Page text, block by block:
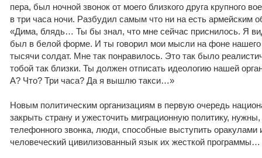
пера, был ночной звонок от моего близкого друга крупного
в три часа ночи. Разбудил самым что ни на есть армейским
«Дима, блядь… Ты бы знал, что мне сейчас приснилось. Я
был в белой форме. И ты говорил мои мысли на фоне
тысячи солдат. Мне так понравилось. Это так было
тобой так близки. Ты должен отписать идеологию нашей
А? Что? Три часа? Да я вышлю такси…»
Новым политическим организациям в первую очередь
закрыть страну и ужесточить миграционную политику, нужны,
телефонного звонка, люди, способные выступить оракулами
человеческий цивилизованный язык их жесткой программы…